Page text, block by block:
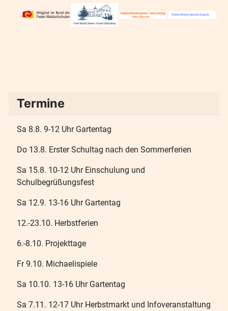
Termine
Sa 8.8. 9-12 Uhr Gartentag
Do 13.8. Erster Schultag nach den Sommerferien
Sa 15.8. 10-12 Uhr Einschulung und
Schulbegrüßungsfest
Sa 12.9. 13-16 Uhr Gartentag
12.-23.10. Herbstferien
6.-8.10. Projekttage
Fr 9.10. Michaelispiele
Sa 10.10. 13-16 Uhr Gartentag
Sa 7.11. 12-17 Uhr Herbstmarkt und Infoveranstaltung